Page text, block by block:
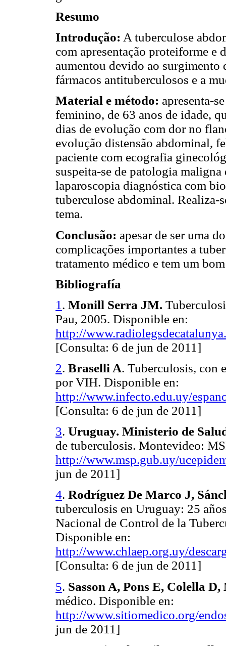
Resumo
Introdução: A tuberculose
com apresentação proteiforme
aumentou devido ao surgimento
fármacos antituberculosos e a
Material e método: apresenta-
feminino, de 63 anos de idade,
dias de evolução com dor no
evolução distensão abdominal,
paciente com ecografia
suspeita-se de patologia
laparoscopia diagnóstica com
tuberculose abdominal. Realiza-
tema.
Conclusão: apesar de ser uma
complicações importantes a
tratamento médico e tem um
Bibliografía
1 . Monill Serra JM.
Pau, 2005. Disponible en:
http://
[Consulta: 6 de jun de 2011]
2. Braselli A. Tuberculosis, con
por VIH. Disponible en:
http://www.infecto.edu.uy/
[Consulta: 6 de jun de 2011]
3. Uruguay. Ministerio de
de tuberculosis. Montevideo:
http://www.msp.gub.uy/
jun de 2011]
4. Rodríguez De Marco J,
tuberculosis en Uruguay: 25
Nacional de Control de la
Disponible en:
http://www.chlaep.org.uy/
[Consulta: 6 de jun de 2011]
5. Sasson A, Pons E, Colella
médico. Disponible en:
http://www.sitiomedico.org/
jun de 2011]